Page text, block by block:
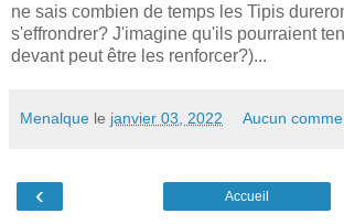
ne sais combien de temps les Tipis
s'effrondrer? J'imagine qu'ils pourraient
devant peut être les renforcer?)...
Menalque le janvier 03, 2022 Aucun
‹ Accueil